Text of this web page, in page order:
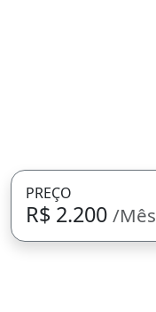
PREÇO
R$ 2.200 /Mês